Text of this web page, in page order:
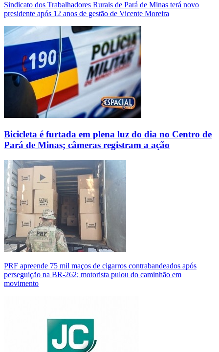
Sindicato dos Trabalhadores Rurais de Pará de Minas terá novo
presidente após 12 anos de gestão de Vicente Moreira
Bicicleta é furtada em plena luz do dia no Centro de
Pará de Minas; câmeras registram a ação
PRF apreende 75 mil maços de cigarros contrabandeados após
perseguição na BR-262; motorista pulou do caminhão em
movimento